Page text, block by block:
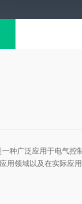
一种广泛应用于电气控
用领域以及在实际应用